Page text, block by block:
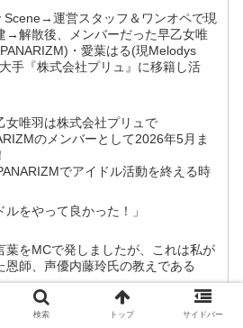
Scene→運営スタッフ＆ワンオペで現
→解散後、メンバーだった早乙女唯
・愛葉はる(現Melodys
手『株式会社プリュ』に移籍し活
女唯羽は株式会社プリュで
のメンバーとして2026年5月ま
でアイドル活動を終える時
ルをやって良かった！」
葉をMCで発しましたが、これは私が
恩師、声優内藤玲氏の教えである
えるのは一生に一度！だからこそ思
遊び倒せ！」
検索 トップ サイドバー